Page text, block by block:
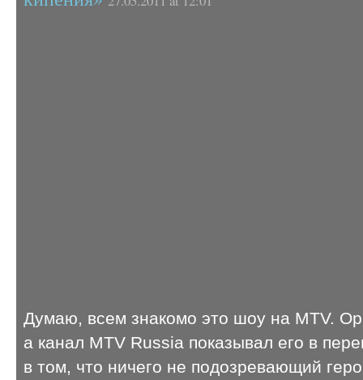
Думаю, всем знакомо это шоу на MTV.
а канал MTV Russia показывал его в
в том, что ничего не подозревающий